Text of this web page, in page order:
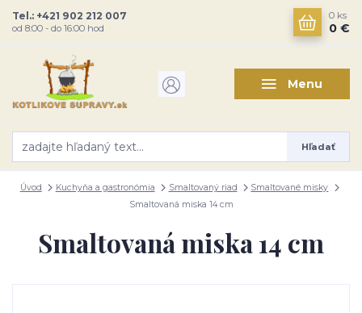
Menu
Hľadať
Tel.: +421 902 212 007
od 8:00 - do 16:00 hod
0 ks
0 €
Úvod Kuchyňa a gastronómia Smaltovaný riad
Smaltované misky
Smaltovaná miska 14 cm
Smaltovaná miska 14 cm